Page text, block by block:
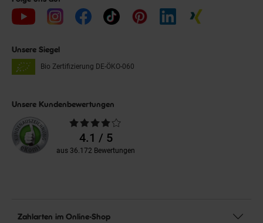
Unsere Siegel
Bio Zertifizierung DE-ÖKO-060
Unsere Kundenbewertungen
Durchschnittliche
Bewertungen4.1 / 5
aus 36.172 Bewertungen
Zahlarten im Online-Shop